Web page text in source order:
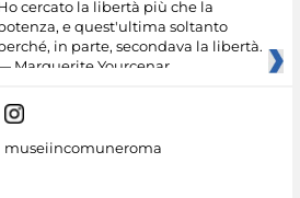
cercato la libertà più che la
e quest'ultima soltanto
in parte, secondava la libertà.
Marguerite Yourcenar
museiincomuneroma